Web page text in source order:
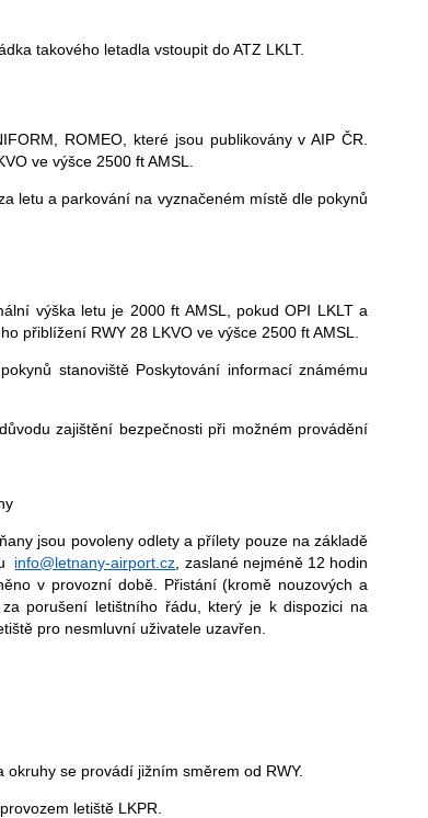
takového letadla vstoupit do ATZ LKLT.
ROMEO, které jsou publikovány v AIP ČR.
ve výšce 2500 ft AMSL.
letu a parkování na vyznačeném místě dle pokynů
výška letu je 2000 ft AMSL, pokud OPI LKLT a
přiblížení RWY 28 LKVO ve výšce 2500 ft AMSL.
stanoviště Poskytování informací známému
zajištění bezpečnosti při možném provádění
jsou povoleny odlety a přílety pouze na základě
info@letnany-airport.cz , zaslané nejméně 12 hodin
v provozní době. Přistání (kromě nouzových a
porušení letištního řádu, který je k dispozici na
pro nesmluvní uživatele uzavřen.
se provádí jižním směrem od RWY.
letiště LKPR.